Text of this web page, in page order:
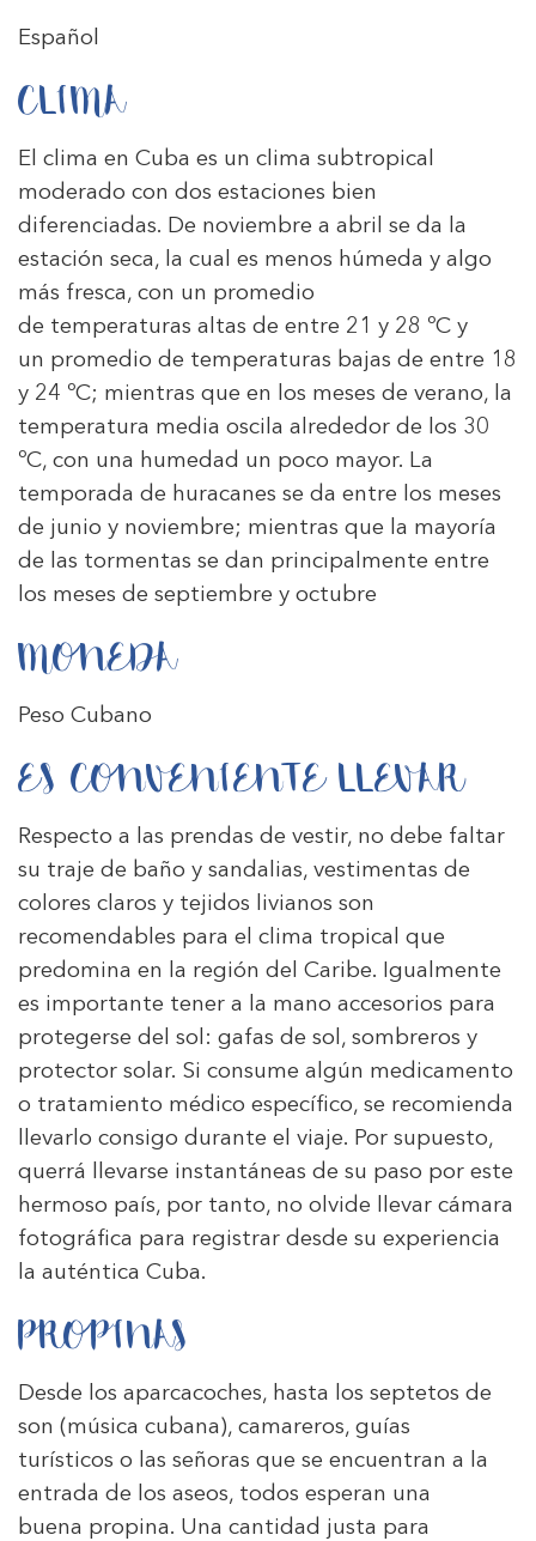
Español
CLIMA
El clima en Cuba es un clima subtropical
moderado con dos estaciones bien
diferenciadas. De noviembre a abril se da la
estación seca, la cual es menos húmeda y algo
más fresca, con un promedio
de temperaturas altas de entre 21 y 28 ºC y
un promedio de temperaturas bajas de entre 18
y 24 ºC; mientras que en los meses de verano, la
temperatura media oscila alrededor de los 30
ºC, con una humedad un poco mayor. La
temporada de huracanes se da entre los meses
de junio y noviembre; mientras que la mayoría
de las tormentas se dan principalmente entre
los meses de septiembre y octubre
MONEDA
Peso Cubano
ES CONVENIENTE LLEVAR
Respecto a las prendas de vestir, no debe faltar
su traje de baño y sandalias, vestimentas de
colores claros y tejidos livianos son
recomendables para el clima tropical que
predomina en la región del Caribe. Igualmente
es importante tener a la mano accesorios para
protegerse del sol: gafas de sol, sombreros y
protector solar. Si consume algún medicamento
o tratamiento médico específico, se recomienda
llevarlo consigo durante el viaje. Por supuesto,
querrá llevarse instantáneas de su paso por este
hermoso país, por tanto, no olvide llevar cámara
fotográfica para registrar desde su experiencia
la auténtica Cuba.
PROPINAS
Desde los aparcacoches, hasta los septetos de
son (música cubana), camareros, guías
turísticos o las señoras que se encuentran a la
entrada de los aseos, todos esperan una
buena propina. Una cantidad justa para